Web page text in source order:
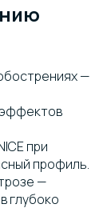
—
при
профиль.
—
глубоко